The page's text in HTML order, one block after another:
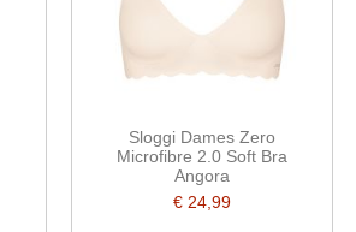
Sloggi Dames Zero
Microfibre 2.0 Soft Bra
Angora
€ 24,99